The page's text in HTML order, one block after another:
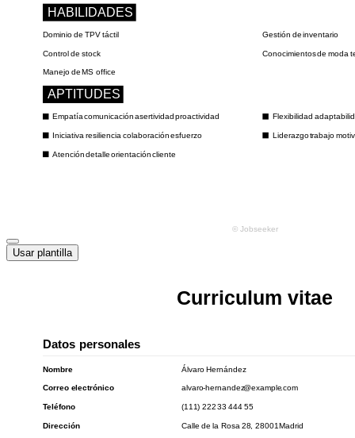
Usar plantilla